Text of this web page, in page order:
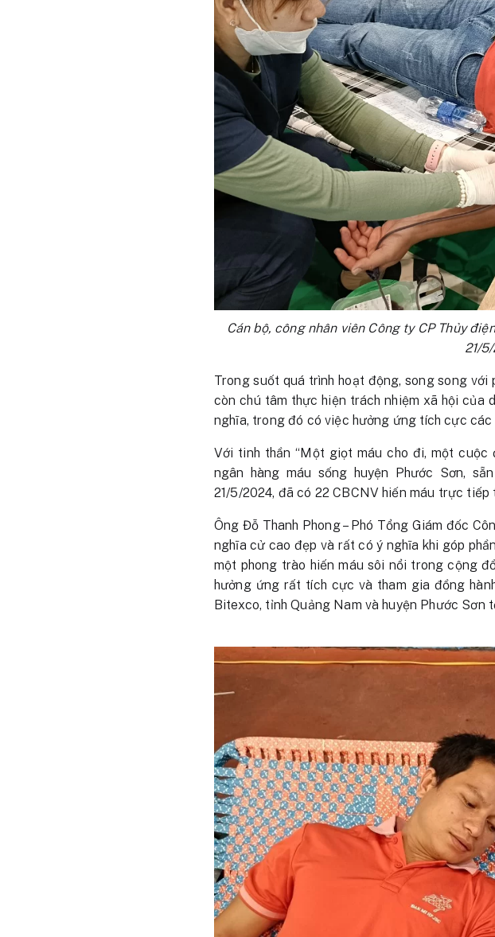
Cán bộ, công nhân viên Công ty CP Thủy
21/
Trong suốt quá trình hoạt động, song song
còn chú tâm thực hiện trách nhiệm xã hội của
nghĩa, trong đó có việc hưởng ứng tích cực
Với tinh thần “Một giọt máu cho đi, một
ngân hàng máu sống huyện Phước Sơn,
21/5/2024, đã có 22 CBCNV hiến máu trực tiếp
Ông Đỗ Thanh Phong – Phó Tổng Giám đốc
nghĩa cử cao đẹp và rất có ý nghĩa khi góp
một phong trào hiến máu sôi nổi trong cộng
hưởng ứng rất tích cực và tham gia đồng
Bitexco, tỉnh Quảng Nam và huyện Phước Sơn